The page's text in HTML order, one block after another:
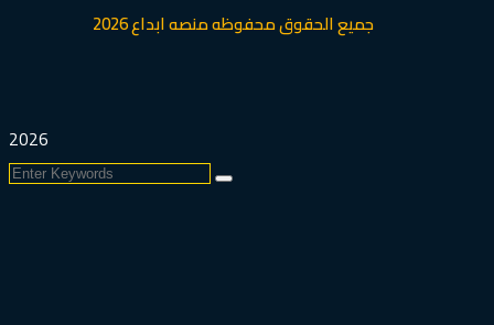
جميع الحقوق محفوظه منصه ابداع 2026
2026